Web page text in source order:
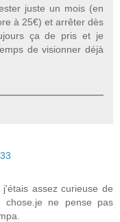
juste un mois (en
à 25€) et arrêter dès
ça de pris et je
de visionner déjà
assez curieuse de
chose.je ne pense pas